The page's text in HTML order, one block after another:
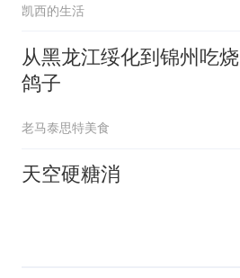
凯西的生活
从黑龙江绥化到锦州吃烧
鸽子
老马泰思特美食
天空硬糖消